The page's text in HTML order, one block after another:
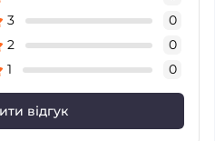
3
0
2
0
1
0
відгук